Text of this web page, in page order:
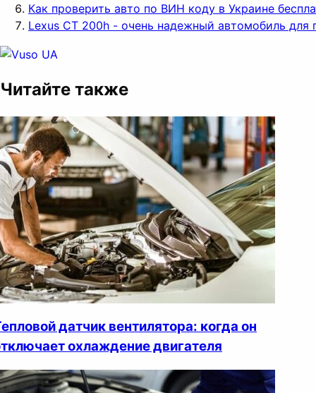
Как проверить авто по ВИН коду в Украине
Lexus CT 200h - очень надежный автомобиль для
Читайте также
датчик вентилятора: когда он
охлаждение двигателя